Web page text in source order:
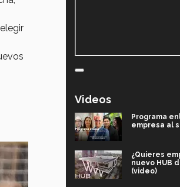
Videos
Programa
empresa al
¿Quieres
nuevo HUB
(video)